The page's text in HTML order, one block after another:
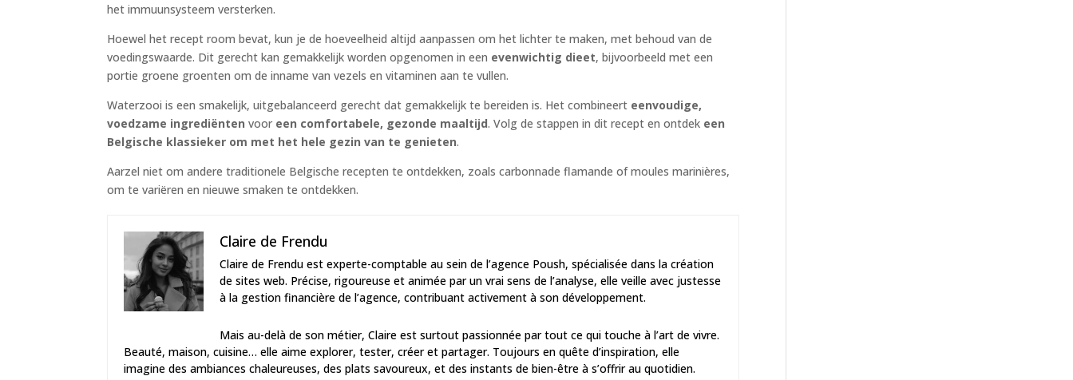
het immuunsysteem versterken.
Hoewel het recept room bevat, kun je de hoeveelheid altijd aanpassen om het lichter te maken, met behoud van de
voedingswaarde. Dit gerecht kan gemakkelijk worden opgenomen in een evenwichtig dieet, bijvoorbeeld met een
portie groene groenten om de inname van vezels en vitaminen aan te vullen.
Waterzooi is een smakelijk, uitgebalanceerd gerecht dat gemakkelijk te bereiden is. Het combineert eenvoudige,
voedzame ingrediënten voor een comfortabele, gezonde maaltijd. Volg de stappen in dit recept en ontdek een
Belgische klassieker om met het hele gezin van te genieten.
Aarzel niet om andere traditionele Belgische recepten te ontdekken, zoals carbonnade flamande of moules marinières,
om te variëren en nieuwe smaken te ontdekken.
Claire de Frendu
Claire de Frendu est experte-comptable au sein de l’agence Poush, spécialisée dans la création
de sites web. Précise, rigoureuse et animée par un vrai sens de l’analyse, elle veille avec justesse
à la gestion financière de l’agence, contribuant activement à son développement.
Mais au-delà de son métier, Claire est surtout passionnée par tout ce qui touche à l’art de vivre.
Beauté, maison, cuisine… elle aime explorer, tester, créer et partager. Toujours en quête d’inspiration, elle
imagine des ambiances chaleureuses, des plats savoureux, et des instants de bien-être à s’offrir au quotidien.